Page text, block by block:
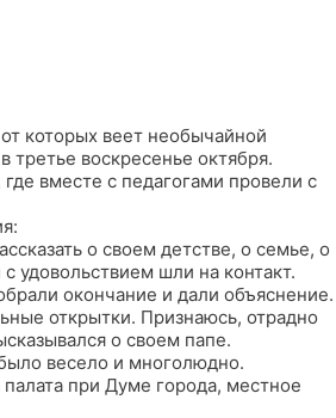
которых веет необычайной
воскресенье октября.
вместе с педагогами провели с
о своем детстве, о семье, о
удовольствием шли на контакт.
окончание и дали объяснение.
открытки. Признаюсь, отрадно
о своем папе.
весело и многолюдно.
при Думе города, местное